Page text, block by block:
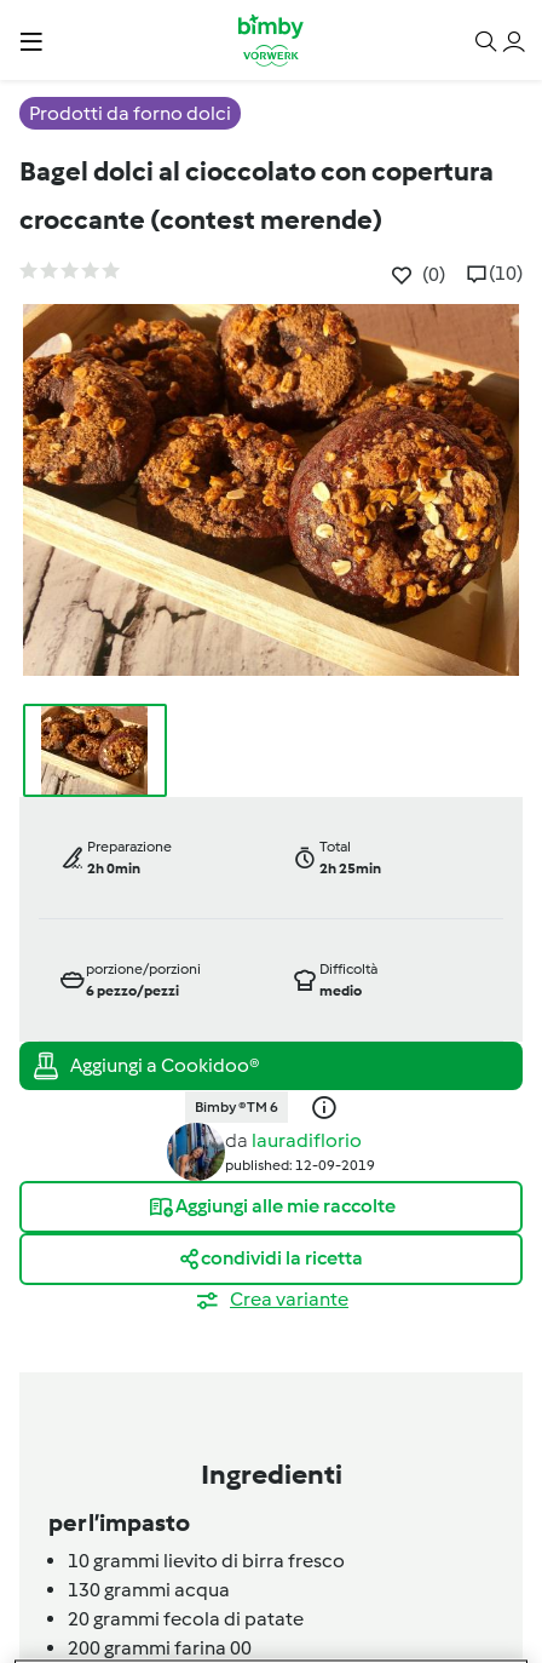
Prodotti da forno dolci
Bagel dolci al cioccolato con copertura
croccante (contest merende)
(0) (10)
Preparazione
2h 0min
Total
2h 25min
porzione/porzioni
6pezzo/pezzi
Difficoltà
medio
Bimby ® TM 6
da lauradiflorio
published: 12-09-2019
Aggiungi alle mie raccolte
condividi la ricetta
Crea variante
Ingredienti
per l’impasto
10grammi lievito di birra fresco
130grammi acqua
20grammi fecola di patate
200grammi farina 00